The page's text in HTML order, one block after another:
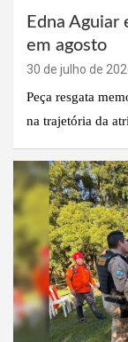
Edna Aguiar
em agosto
30 de julho de
Peça resgata
na trajetória da